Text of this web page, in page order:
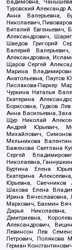
Вадимовна,
Туровский Александр
Анна Валерьевна,
Николаевич,
Виталий Евгеньевич,
Александрович,
Шведов Григорий
Валерий
Александровна,
Щаров Сергей
Марина
Анатольевна, Паутов
Пислакова-Паркер
Чуркина Наталья
Екатерина
Борисовна, Гудков
Анна Васильевна,
Щур Николай
Андрей Юрьевич,
Михайлович,
Мельникова
Баженова Светлана
Сергей
Николаевна,
Буртина Елена
Екатерина
Юрьевна,
Шахова Елена
Ирина Вячеславовна,
Маркович, Бахмин
Дарья
Дмитриевна,
Александрович,
Левинсон Лев
Петрович, Полякова
Герман Константинович